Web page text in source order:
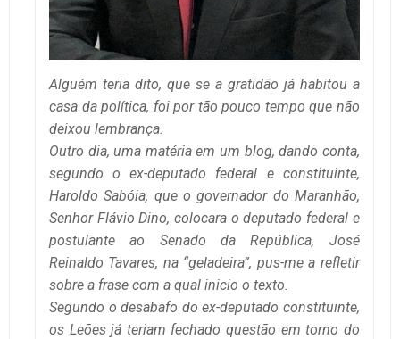
Alguém teria dito, que se a gratidão já habitou a
casa da política, foi por tão pouco tempo que não
deixou lembrança.
Outro dia, uma matéria em um blog, dando conta,
segundo o ex-deputado federal e constituinte,
Haroldo Sabóia, que o governador do Maranhão,
Senhor Flávio Dino, colocara o deputado federal e
postulante ao Senado da República, José
Reinaldo Tavares, na “geladeira”, pus-me a refletir
sobre a frase com a qual inicio o texto.
Segundo o desabafo do ex-deputado constituinte,
os Leões já teriam fechado questão em torno do